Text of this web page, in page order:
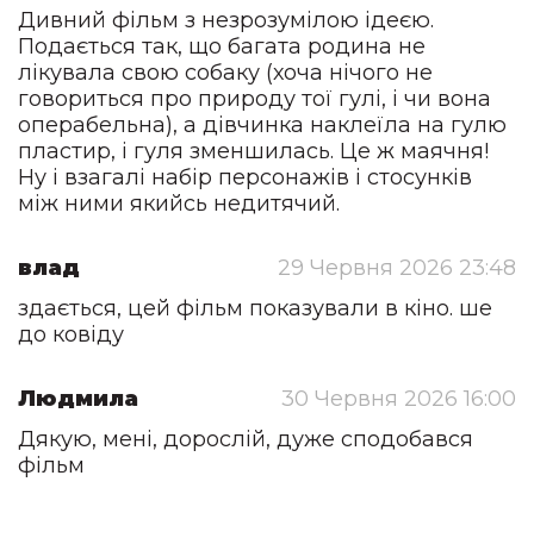
Дивний фільм з незрозумілою ідеєю.
Подається так, що багата родина не
лікувала свою собаку (хоча нічого не
говориться про природу тої гулі, і чи вона
операбельна), а дівчинка наклеїла на гулю
пластир, і гуля зменшилась. Це ж маячня!
Ну і взагалі набір персонажів і стосунків
між ними якийсь недитячий.
влад
29 Червня 2026 23:48
здається, цей фільм показували в кіно. ше
до ковіду
Людмила
30 Червня 2026 16:00
Дякую, мені, дорослій, дуже сподобався
фільм